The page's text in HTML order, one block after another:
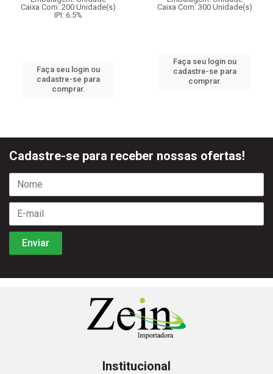
Caixa Com: 200 Unidade(s)
IPI: 6.5%
Faça seu login ou
cadastre-se para
comprar.
Caixa Com: 300 Unidade(s)
Faça seu login ou
cadastre-se para
comprar.
Cadastre-se para receber nossas ofertas!
Institucional